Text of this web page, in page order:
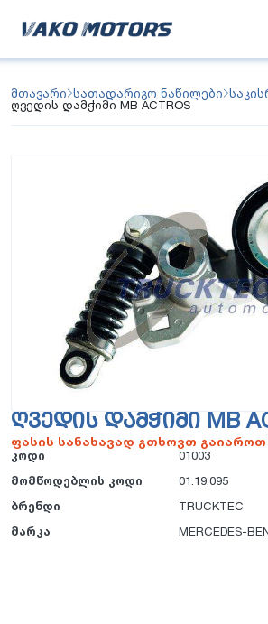
მთავარი სათადარიგო ნაწილები
ღვედის დამჭიმი MB ACTROS
ᲦᲕᲔᲓᲘᲡ ᲓᲐᲛᲭᲘᲛᲘ MB
ფასის სანახავად გთხოვთ
კოდი
01003
მომწოდებლის კოდი
01.19.095
ბრენდი
TRUCKTEC
მარკა
MERCEDES-